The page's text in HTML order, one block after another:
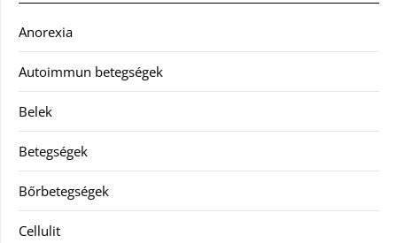
Anorexia
Autoimmun betegségek
Belek
Betegségek
Bőrbetegségek
Cellulit